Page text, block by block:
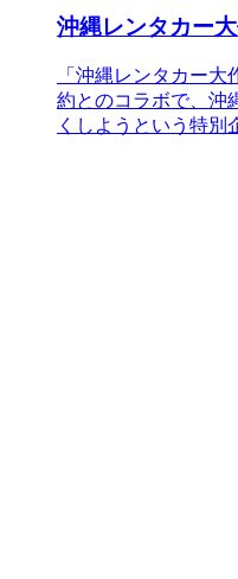
沖縄レンタカー
「沖縄レンタカー
約とのコラボで、沖
くしようという特別